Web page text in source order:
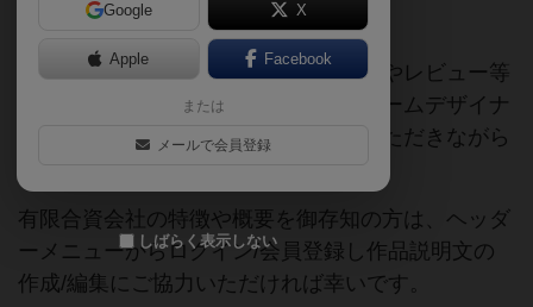
ご協力ください
当サイトに掲載されている作品説明文やレビュー等
の情報は、ボドゲーマ運営事務局・ゲームデザイナ
ーご本人様・有志の皆様にご協力をいただきながら
有限合資会社の特徴や概要を御存知の方は、ヘッダ
ーメニューからログイン/会員登録し作品説明文の
作成/編集にご協力いただければ幸いです。
Google X
Apple Facebook
または
メールで会員登録
しばらく表示しない